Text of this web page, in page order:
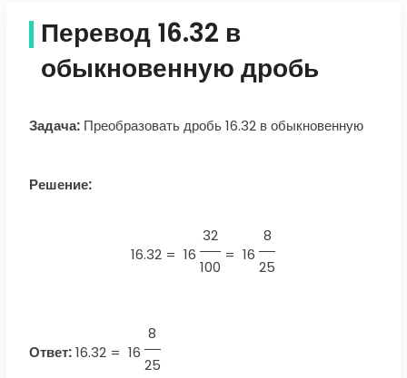
Перевод 16.32 в
обыкновенную дробь
Задача:Преобразовать дробь 16.32 в обыкновенную
Решение:
16.32 = 16
32
100
= 16
8
25
Ответ: 16.32 = 16
8
25